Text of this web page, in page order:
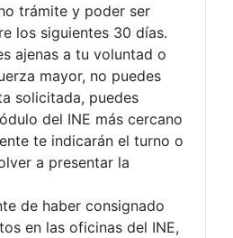
trámite y poder ser
los siguientes 30 días.
ajenas a tu voluntad o
mayor, no puedes
solicitada, puedes
del INE más cercano
te indicarán el turno o
a presentar la
de haber consignado
en las oficinas del INE,